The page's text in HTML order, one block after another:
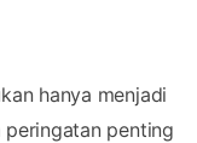
hanya menjadi
penting